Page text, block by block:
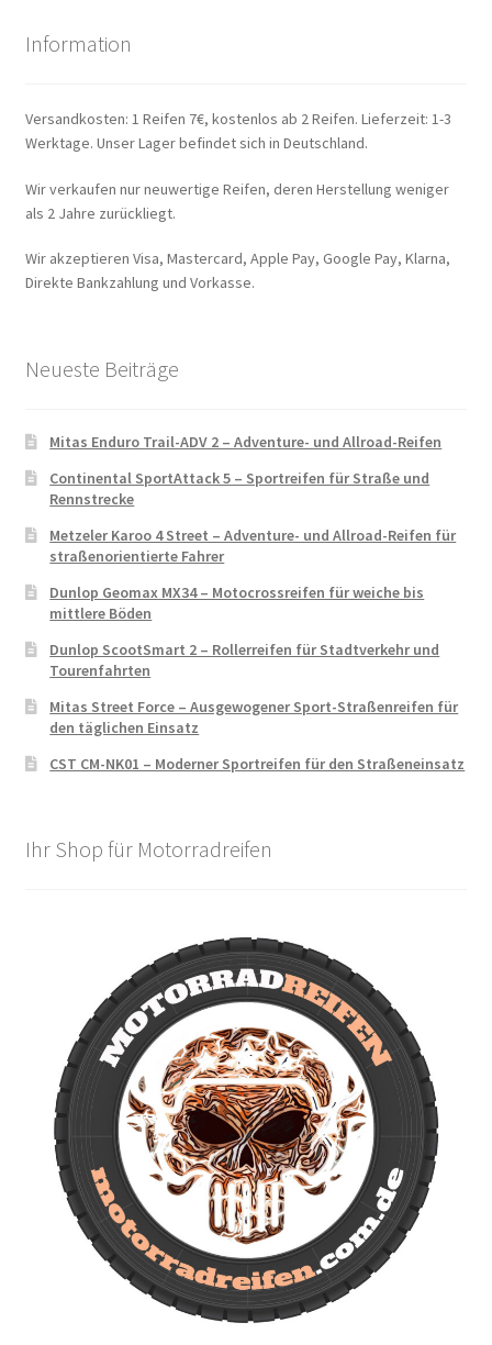
Information
Versandkosten: 1 Reifen 7€, kostenlos ab 2 Reifen. Lieferzeit: 1-3
Werktage. Unser Lager befindet sich in Deutschland.
Wir verkaufen nur neuwertige Reifen, deren Herstellung weniger
als 2 Jahre zurückliegt.
Wir akzeptieren Visa, Mastercard, Apple Pay, Google Pay, Klarna,
Direkte Bankzahlung und Vorkasse.
Neueste Beiträge
Mitas Enduro Trail-ADV 2 – Adventure- und Allroad-Reifen
Continental SportAttack 5 – Sportreifen für Straße und
Rennstrecke
Metzeler Karoo 4 Street – Adventure- und Allroad-Reifen für
straßenorientierte Fahrer
Dunlop Geomax MX34 – Motocrossreifen für weiche bis
mittlere Böden
Dunlop ScootSmart 2 – Rollerreifen für Stadtverkehr und
Tourenfahrten
Mitas Street Force – Ausgewogener Sport-Straßenreifen für
den täglichen Einsatz
CST CM-NK01 – Moderner Sportreifen für den Straßeneinsatz
Ihr Shop für Motorradreifen